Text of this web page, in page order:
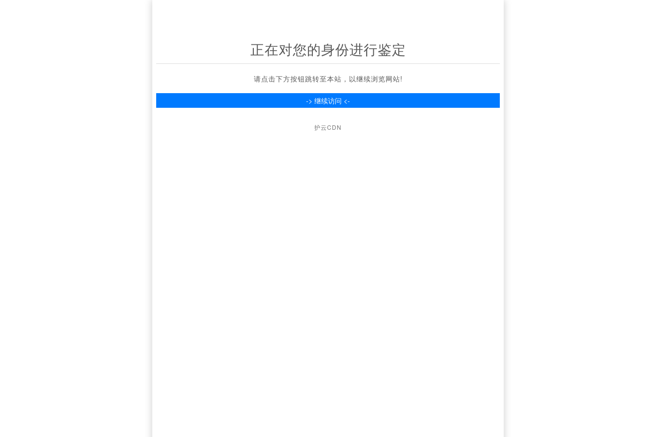
正在对您的身份进行鉴定
请点击下方按钮跳转至本站，以继续浏览网站!
护云CDN